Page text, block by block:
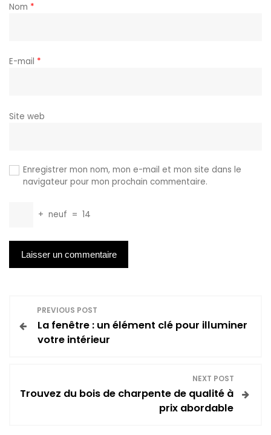
Nom *
E-mail *
Site web
Enregistrer mon nom, mon e-mail et mon site dans le
navigateur pour mon prochain commentaire.
+ neuf = 14
a
PREVIOUS POST
La fenêtre : un élément clé pour illuminer
votre intérieur
NEXT POST
Trouvez du bois de charpente de qualité à
prix abordable